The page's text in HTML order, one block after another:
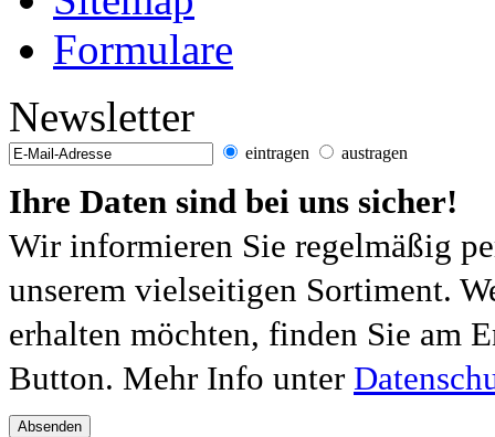
Formulare
Newsletter
eintragen austragen
Ihre Daten sind bei uns sicher!
Wir informieren Sie regelmäßig
unserem vielseitigen Sortiment.
erhalten möchten, finden Sie am
Button. Mehr Info unter
Absenden